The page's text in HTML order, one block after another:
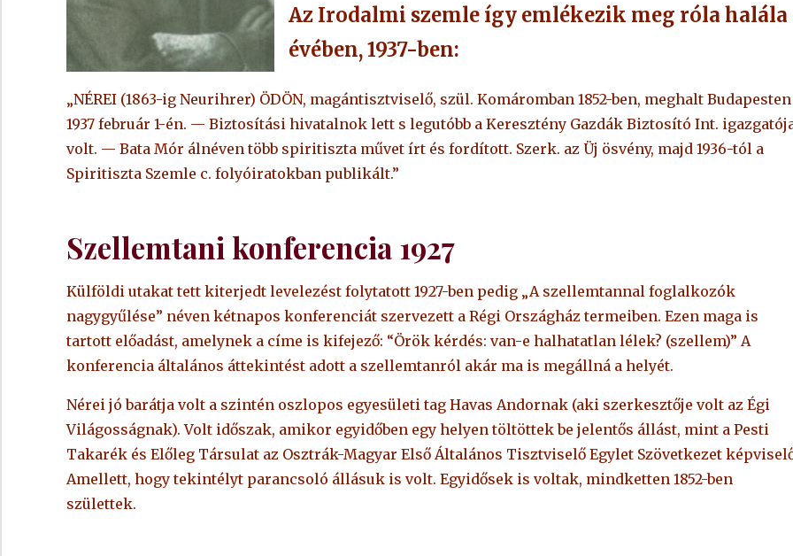
Az Irodalmi szemle így emlékezik meg róla halála
évében, 1937-ben:
„NÉREI (1863-ig Neurihrer) ÖDÖN, magántisztviselő, szül. Komáromban 1852-ben, meghalt Budapesten
1937 február 1-én. — Biztosítási hivatalnok lett s legutóbb a Keresztény Gazdák Biztosító Int.
volt. — Bata Mór álnéven több spiritiszta művet írt és fordított. Szerk. az Üj ösvény, majd 1936-tól a
Spiritiszta Szemle c. folyóiratokban publikált.”
Szellemtani konferencia 1927
Külföldi utakat tett kiterjedt levelezést folytatott 1927-ben pedig „A szellemtannal foglalkozók
nagygyűlése” néven kétnapos konferenciát szervezett a Régi Országház termeiben. Ezen maga is
tartott előadást, amelynek a címe is kifejező: “Örök kérdés: van-e halhatatlan lélek? (szellem)” A
konferencia általános áttekintést adott a szellemtanról akár ma is megállná a helyét.
Nérei jó barátja volt a szintén oszlopos egyesületi tag Havas Andornak (aki szerkesztője volt az Égi
Világosságnak). Volt időszak, amikor egyidőben egy helyen töltöttek be jelentős állást, mint a Pesti
Takarék és Előleg Társulat az Osztrák-Magyar Első Általános Tisztviselő Egylet Szövetkezet
Amellett, hogy tekintélyt parancsoló állásuk is volt. Egyidősek is voltak, mindketten 1852-ben
születtek.